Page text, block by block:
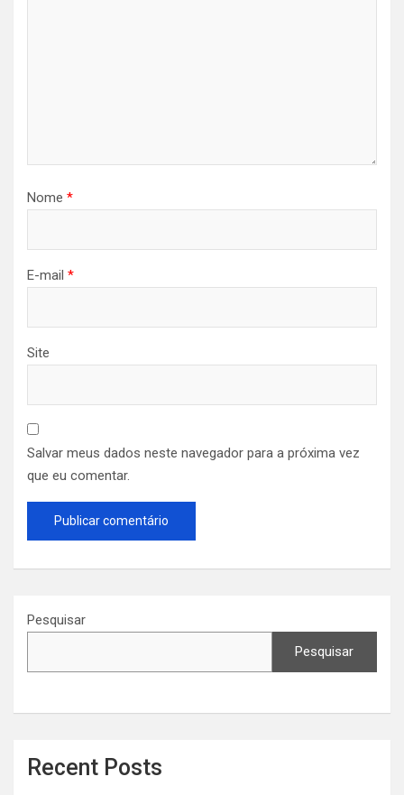
Nome *
E-mail *
Site
Salvar meus dados neste navegador para a próxima vez
que eu comentar.
Pesquisar
Pesquisar
Recent Posts